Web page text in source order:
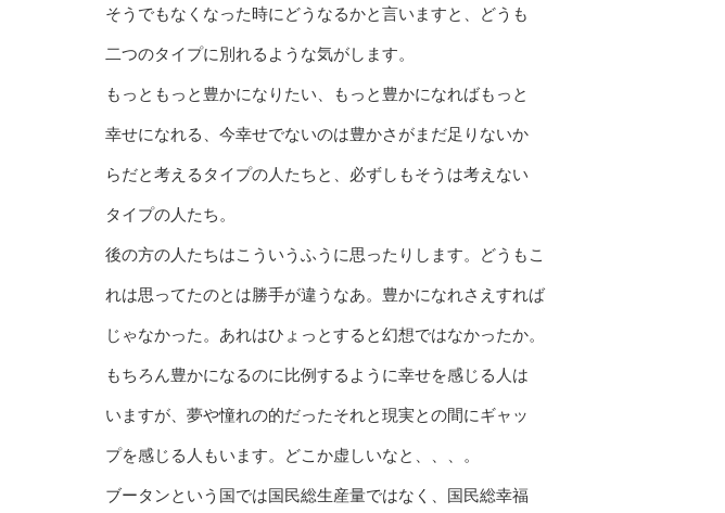
そうでもなくなった時にどうなるかと言いますと、どうも
二つのタイプに別れるような気がします。
もっともっと豊かになりたい、もっと豊かになればもっと
幸せになれる、今幸せでないのは豊かさがまだ足りないか
らだと考えるタイプの人たちと、必ずしもそうは考えない
タイプの人たち。
後の方の人たちはこういうふうに思ったりします。どうもこ
れは思ってたのとは勝手が違うなあ。豊かになれさえすれば
じゃなかった。あれはひょっとすると幻想ではなかったか。
もちろん豊かになるのに比例するように幸せを感じる人は
いますが、夢や憧れの的だったそれと現実との間にギャッ
プを感じる人もいます。どこか虚しいなと、、、。
ブータンという国では国民総生産量ではなく、国民総幸福